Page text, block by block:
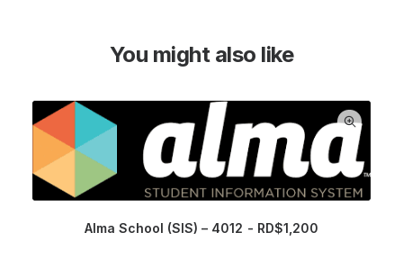
You might also like
Alma School (SIS) – 4012 RD$1,200